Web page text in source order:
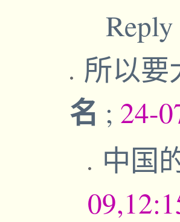
Reply
所以
名 ; 24-
中国